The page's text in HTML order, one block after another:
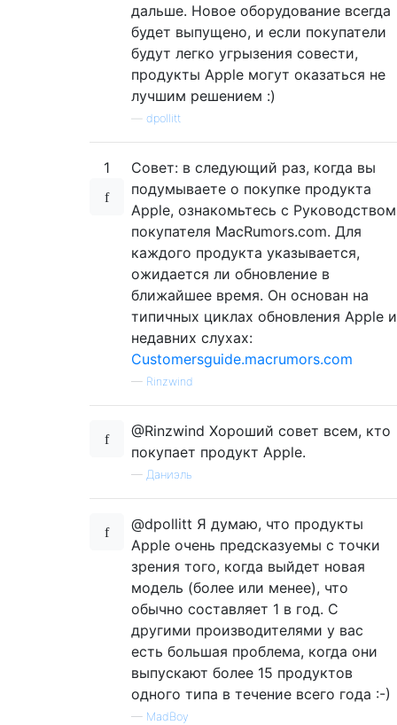
дальше. Новое оборудование всегда
будет выпущено, и если покупатели
будут легко угрызения совести,
продукты Apple могут оказаться не
лучшим решением :)
dpollitt
1
Совет: в следующий раз, когда вы
подумываете о покупке продукта
Apple, ознакомьтесь с Руководством
покупателя MacRumors.com. Для
каждого продукта указывается,
ожидается ли обновление в
ближайшее время. Он основан на
типичных циклах обновления Apple и
недавних слухах:
Customersguide.macrumors.com
— Rinzwind
@Rinzwind Хороший совет всем, кто
покупает продукт Apple.
— Даниэль
@dpollitt Я думаю, что продукты
Apple очень предсказуемы с точки
зрения того, когда выйдет новая
модель (более или менее), что
обычно составляет 1 в год. С
другими производителями у вас
есть большая проблема, когда они
выпускают более 15 продуктов
одного типа в течение всего года :-)
— MadBoy